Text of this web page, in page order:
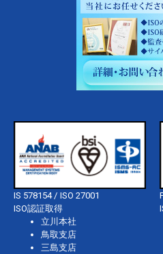
IS 578154 / ISO 27001
ISO認証取得
立川本社
鳥取支店
三島支店